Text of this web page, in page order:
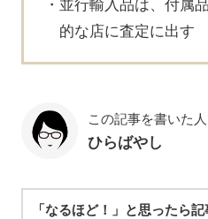
並行輸入品は、付属
的な店に査定に出す
この記事を書いた人
ひらばやし
「なるほど！」と思ったら